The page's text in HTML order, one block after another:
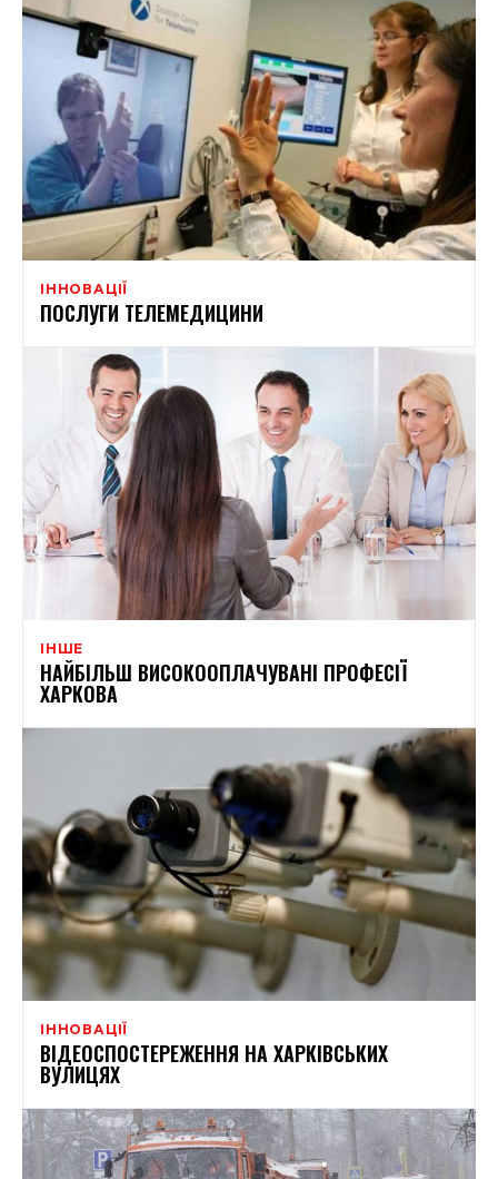
ІННОВАЦІЇ
ПОСЛУГИ ТЕЛЕМЕДИЦИНИ
ІНШЕ
НАЙБІЛЬШ ВИСОКООПЛАЧУВАНІ ПРОФЕСІЇ
ХАРКОВА
ІННОВАЦІЇ
ВІДЕОСПОСТЕРЕЖЕННЯ НА ХАРКІВСЬКИХ
ВУЛИЦЯХ